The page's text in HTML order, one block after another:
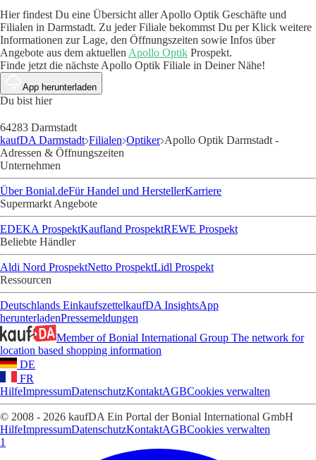
Hier findest Du eine Übersicht aller Apollo Optik Geschäfte und
Filialen in Darmstadt. Zu jeder Filiale bekommst Du per Klick weitere
Informationen zur Lage, den Öffnungszeiten sowie Infos über
Angebote aus dem aktuellenApollo Optik Prospekt.
Finde jetzt die nächste Apollo Optik Filiale in Deiner Nähe!
App herunterladen
Du bist hier
64283 Darmstadt
kaufDA Darmstadt Filialen Optiker Apollo Optik Darmstadt -
Adressen & Öffnungszeiten
Unternehmen
Über Bonial.deFür Handel und HerstellerKarriere
Supermarkt Angebote
EDEKA ProspektKaufland ProspektREWE Prospekt
Beliebte Händler
Aldi Nord ProspektNetto ProspektLidl Prospekt
Ressourcen
Deutschlands EinkaufszettelkaufDA InsightsApp
herunterladenPressemeldungen
Member of Bonial International Group The network for
location based shopping information
DE
FR
HilfeImpressumDatenschutzKontaktAGBCookies verwalten
© 2008 - 2026 kaufDA Ein Portal der Bonial International GmbH
HilfeImpressumDatenschutzKontaktAGBCookies verwalten
1